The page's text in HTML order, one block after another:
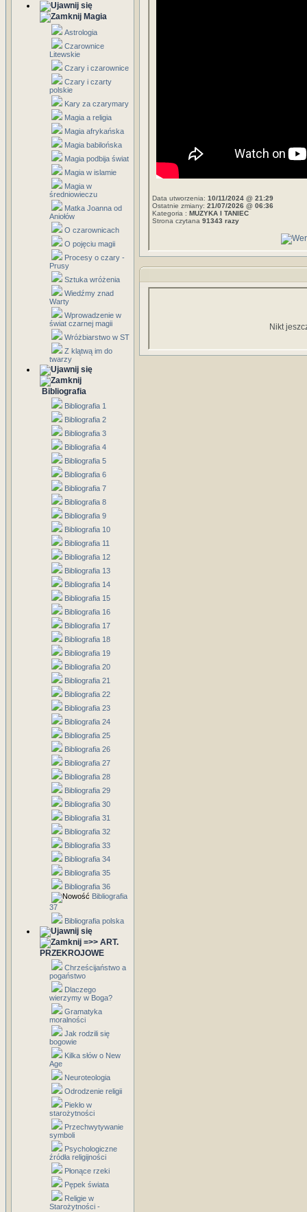
Magia
Astrologia
Czarownice
Litewskie
Czary i czarownice
Czary i czarty
polskie
Kary za czarymary
Magia a religia
Magia afrykańska
Magia babilońska
Magia podbija świat
Magia w islamie
Magia w
średniowieczu
Matka Joanna od
Aniołów
O czarownicach
O pojęciu magii
Procesy o czary -
Prusy
Sztuka wróżenia
Wiedźmy znad
Warty
Wprowadzenie w
świat czarnej magii
Wróżbiarstwo w ST
Z klątwą im do
twarzy
Bibliografia
Bibliografia 1
Bibliografia 2
Bibliografia 3
Bibliografia 4
Bibliografia 5
Bibliografia 6
Bibliografia 7
Bibliografia 8
Bibliografia 9
Bibliografia 10
Bibliografia 11
Bibliografia 12
Bibliografia 13
Bibliografia 14
Bibliografia 15
Bibliografia 16
Bibliografia 17
Bibliografia 18
Bibliografia 19
Bibliografia 20
Bibliografia 21
Bibliografia 22
Bibliografia 23
Bibliografia 24
Bibliografia 25
Bibliografia 26
Bibliografia 27
Bibliografia 28
Bibliografia 29
Bibliografia 30
Bibliografia 31
Bibliografia 32
Bibliografia 33
Bibliografia 34
Bibliografia 35
Bibliografia 36
Bibliografia
37
Bibliografia polska
=>> ART.
PRZEKROJOWE
Chrześcijaństwo a
pogaństwo
Dlaczego
wierzymy w Boga?
Gramatyka
moralności
Jak rodzili się
bogowie
Kilka słów o New
Age
Neuroteologia
Odrodzenie religii
Piekło w
starożytności
Przechwytywanie
symboli
Psychologiczne
źródła religijności
Płonące rzeki
Pępek świata
Religie w
Starożytności -
Data utworzenia: 10/11/2024 @ 21:29
Ostatnie zmiany: 21/07/2026 @ 06:36
Kategoria : MUZYKA I TANIEC
Strona czytana 91343 razy
Nikt